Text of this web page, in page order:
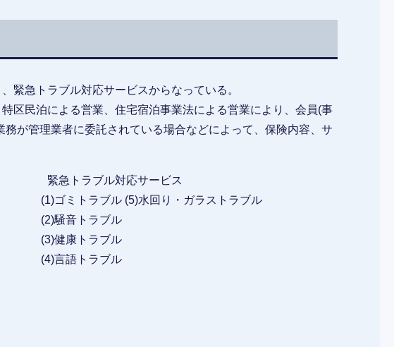
緊急トラブル対応サービスからなっている。
区民泊による営業、住宅宿泊事業法による営業により、会員(事
が管理業者に委託されている場合などによって、保険内容、サ
トラブル対応サービス
ブル (5)水回り・ガラストラブル
音トラブル
康トラブル
語トラブル